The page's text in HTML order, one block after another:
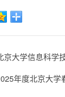
京大学信息科学
年度北京大